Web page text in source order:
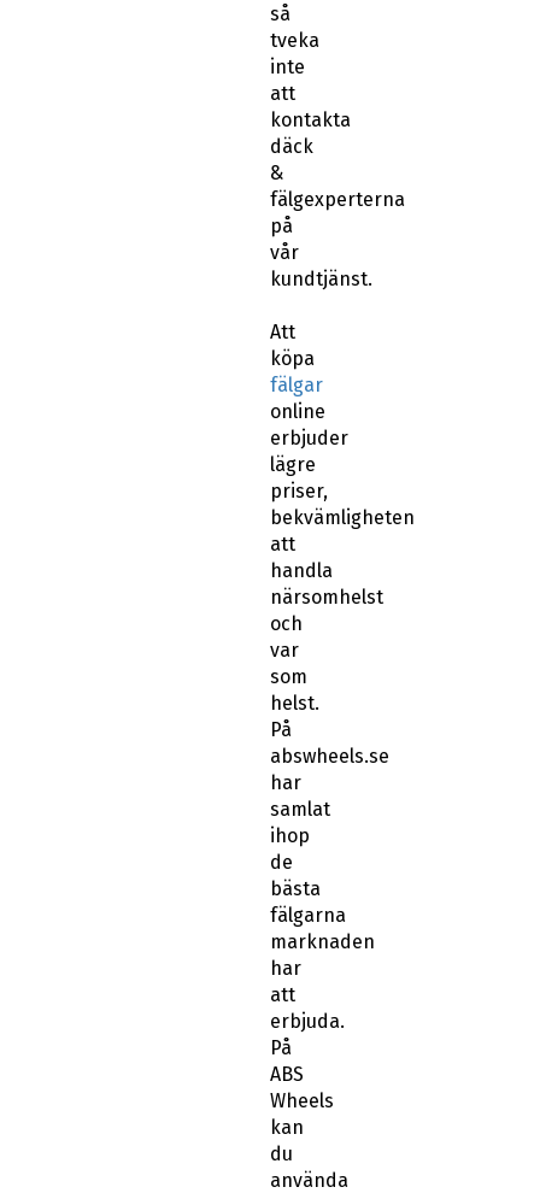
så
tveka
inte
att
kontakta
däck
&
fälgexperterna
på
vår
kundtjänst.
Att
köpa
fälgar
online
erbjuder
lägre
priser,
bekvämligheten
att
handla
närsomhelst
och
var
som
helst.
På
abswheels.se
har
samlat
ihop
de
bästa
fälgarna
marknaden
har
att
erbjuda.
På
ABS
Wheels
kan
du
använda